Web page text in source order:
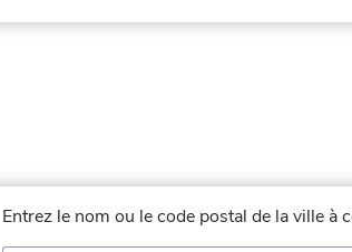
Entrez le nom ou le code postal de la ville à